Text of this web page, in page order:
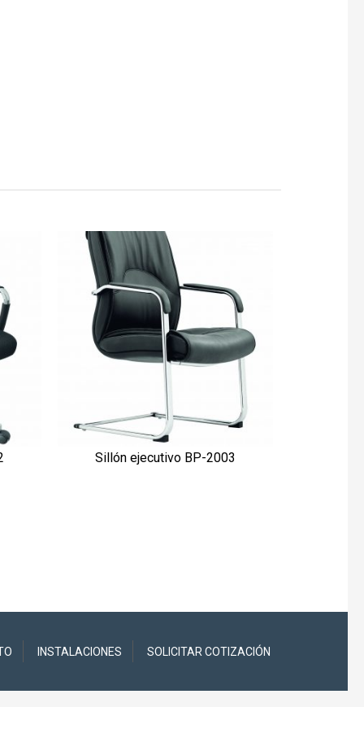
VISTA RÁPIDA
Sillón ejecutivo BP-2003
INSTALACIONES SOLICITAR COTIZACIÓN